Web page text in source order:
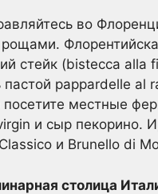
во
стейк (bistecca alla
пастой pappardelle al
посетите местные
и сыр пекорино.
и Brunello di
столица